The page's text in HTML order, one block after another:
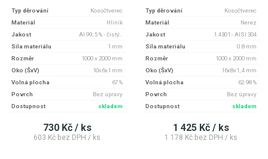
Typ děrování
Kosočtverec
Materiál
Hliník
Jakost
Al 99, 5 % - čistý..
Síla materiálu
1 mm
Rozměr
1000 x 2000 mm
Oko (ŠxV)
10x6x1 mm
Volná plocha
67 %
Povrch
Bez úpravy
Dostupnost
skladem
730 Kč / ks
603 Kč bez DPH / ks
Typ děrování
Kosočtverec
Materiál
Nerez
Jakost
1.4301 - AISI 304
Síla materiálu
0.8 mm
Rozměr
1000 x 2000 mm
Oko (ŠxV)
16x8x1, 4 mm
Volná plocha
62.98 %
Povrch
Bez úpravy
Dostupnost
skladem
1 425 Kč / ks
1 178 Kč bez DPH / ks